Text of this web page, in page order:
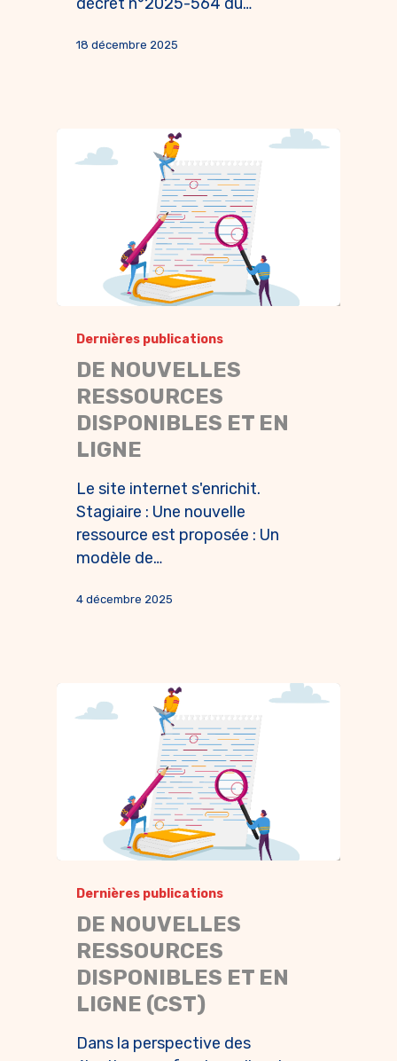
18 décembre 2025
Dernières publications
DE NOUVELLES
RESSOURCES
DISPONIBLES ET EN
LIGNE
Le site internet s'enrichit.
Stagiaire : Une nouvelle
ressource est proposée : Un
modèle de…
4 décembre 2025
Dernières publications
DE NOUVELLES
RESSOURCES
DISPONIBLES ET EN
LIGNE (CST)
Dans la perspective des